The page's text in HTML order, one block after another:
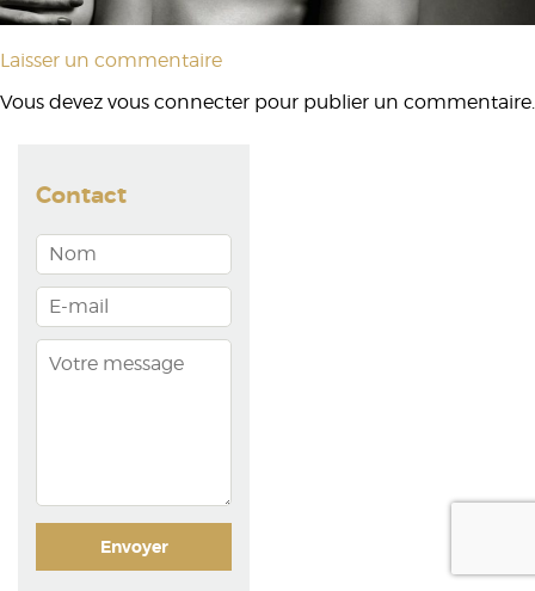
Laisser un commentaire
Vous devez vous connecter pour publier un commentaire.
Contact